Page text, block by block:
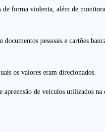
forma violenta, além de
pessoais e cartões
os valores eram direcionados.
de veículos utilizados